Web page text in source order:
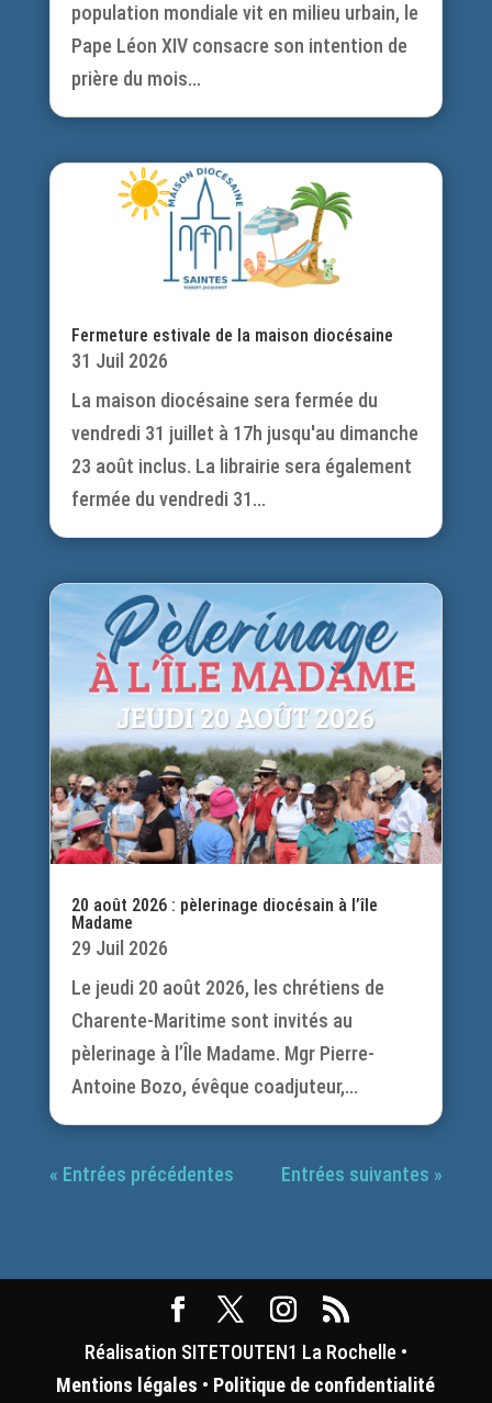
population mondiale vit en milieu urbain, le
Pape Léon XIV consacre son intention de
prière du mois...
Fermeture estivale de la maison diocésaine
31 Juil 2026
La maison diocésaine sera fermée du
vendredi 31 juillet à 17h jusqu'au dimanche
23 août inclus. La librairie sera également
fermée du vendredi 31...
20 août 2026 : pèlerinage diocésain à l’île
Madame
29 Juil 2026
Le jeudi 20 août 2026, les chrétiens de
Charente-Maritime sont invités au
pèlerinage à l’Île Madame. Mgr Pierre-
Antoine Bozo, évêque coadjuteur,...
« Entrées précédentes Entrées suivantes »
Réalisation SITETOUTEN1 La Rochelle •
Mentions légales • Politique de confidentialité